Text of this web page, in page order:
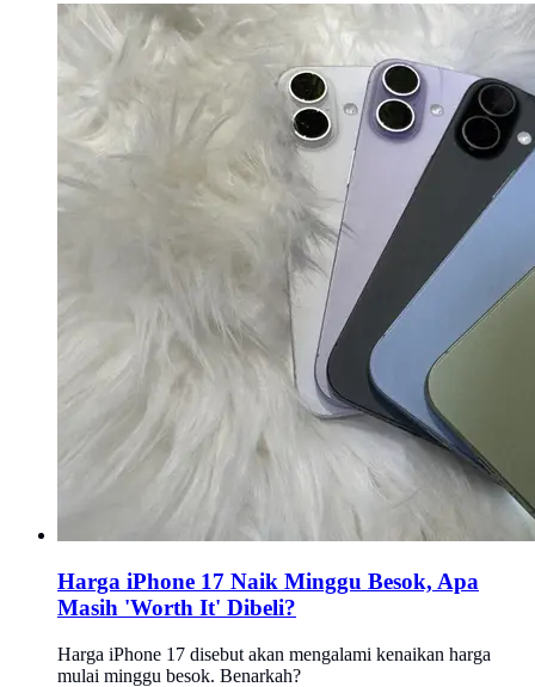
Harga iPhone 17 Naik Minggu Besok, Apa
Masih 'Worth It' Dibeli?
Harga iPhone 17 disebut akan mengalami kenaikan harga
mulai minggu besok. Benarkah?